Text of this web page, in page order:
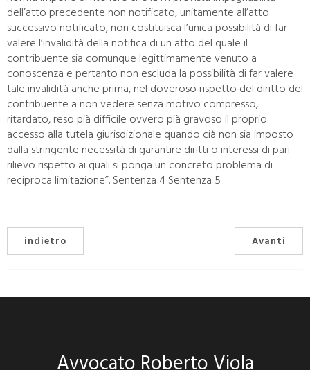
dell’atto precedente non notificato, unitamente all’atto
successivo notificato, non costituisca l’unica possibilità di far
valere l’invalidità della notifica di un atto del quale il
contribuente sia comunque legittimamente venuto a
conoscenza e pertanto non escluda la possibilità di far valere
tale invalidità anche prima, nel doveroso rispetto del diritto del
contribuente a non vedere senza motivo compresso,
ritardato, reso pià difficile ovvero pià gravoso il proprio
accesso alla tutela giurisdizionale quando cià non sia imposto
dalla stringente necessità di garantire diritti o interessi di pari
rilievo rispetto ai quali si ponga un concreto problema di
reciproca limitazione”. Sentenza 4 Sentenza 5
indietro Avanti
Avvocato Roberto Viola